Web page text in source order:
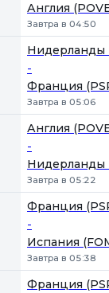
Англия
Завтра в 04:50
Нидерланды
-
Франция
Завтра в 05:06
Англия
-
Нидерланды
Завтра в 05:22
Франция
-
Испания
Завтра в 05:38
Франция